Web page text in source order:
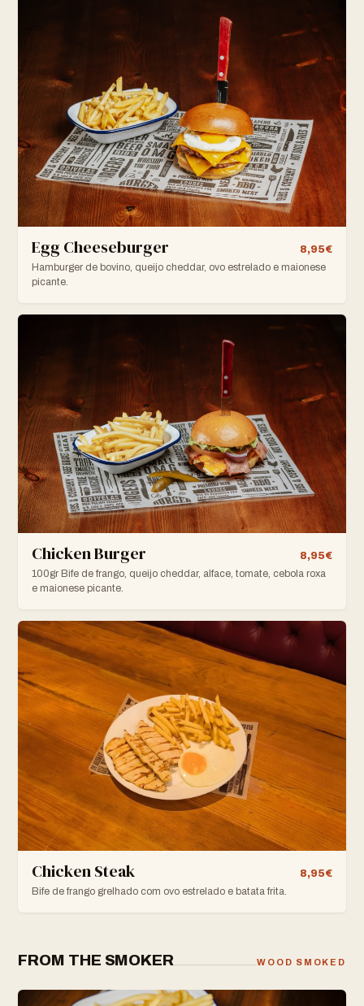
Egg Cheeseburger
8,95€
Hamburger de bovino, queijo cheddar, ovo estrelado e maionese
picante.
Chicken Burger
8,95€
100gr Bife de frango, queijo cheddar, alface, tomate, cebola roxa
e maionese picante.
Chicken Steak
8,95€
Bife de frango grelhado com ovo estrelado e batata frita.
FROM THE SMOKER WOOD SMOKED